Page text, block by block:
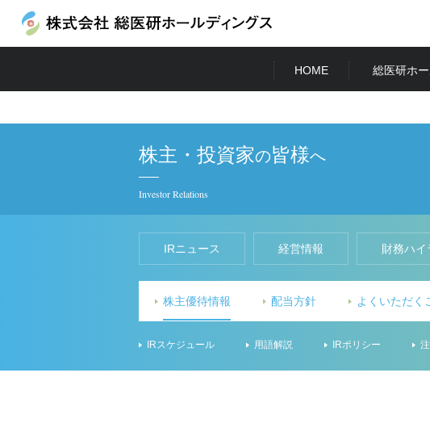
HOME 総医研ホ
株主・投資家の皆様へ
Investor Relations
IRニュース 経営情報 財務ハイ
株主優待情報 配当方針 よくいただく
IRスケジュール 用語解説 IRポリシー